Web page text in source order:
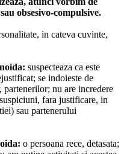
obsesivo-compulsive.
in cateva cuvinte,
suspecteaza ca este
se indoieste de
nu are incredere
fara justificare, in
sau partenerului
o persoana rece, detasata;